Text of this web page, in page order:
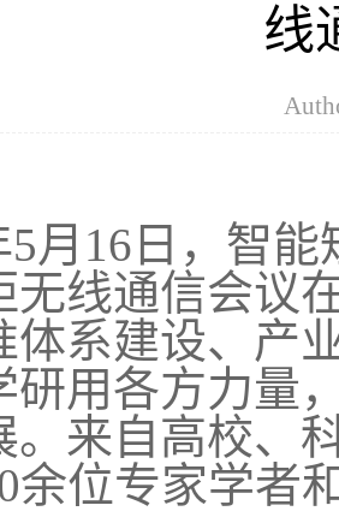
线
5月16日，智
无线通信会议
体系建设、产
研用各方力量
。来自高校、
余位专家学者